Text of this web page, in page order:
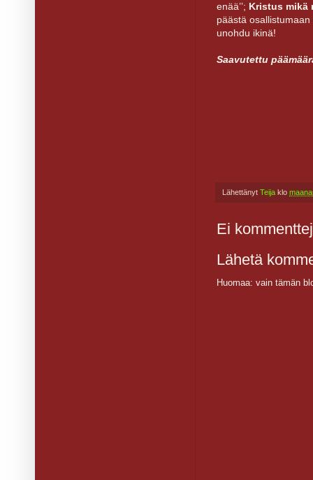
enää’’; Kristus mikä
päästä
unohdu ikinä!
Saavutettu
Lähettänyt Teija klo
Ei
Lähetä
Huomaa: vain tämän